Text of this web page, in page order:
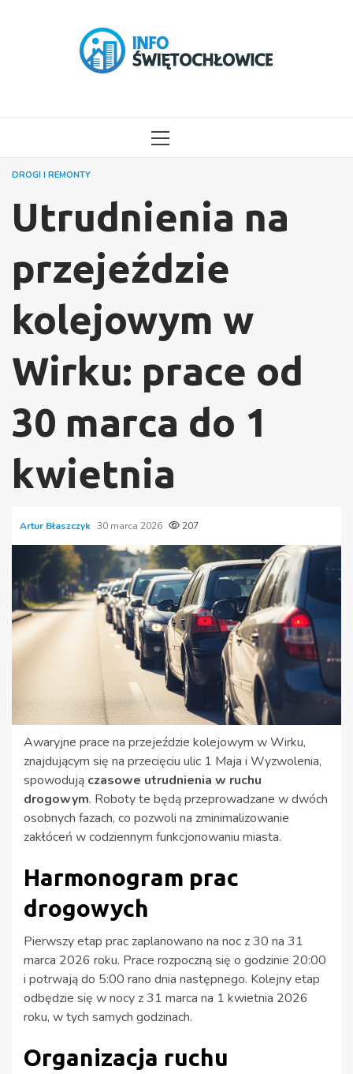
MENU
DROGI I REMONTY
Utrudnienia na
przejeździe
kolejowym w
Wirku: prace od
30 marca do 1
kwietnia
Artur Błaszczyk 30 marca 2026 207
Awaryjne prace na przejeździe kolejowym w Wirku,
znajdującym się na przecięciu ulic 1 Maja i Wyzwolenia,
spowodują czasowe utrudnienia w ruchu
drogowym. Roboty te będą przeprowadzane w dwóch
osobnych fazach, co pozwoli na zminimalizowanie
zakłóceń w codziennym funkcjonowaniu miasta.
Harmonogram prac
drogowych
Pierwszy etap prac zaplanowano na noc z 30 na 31
marca 2026 roku. Prace rozpoczną się o godzinie 20:00
i potrwają do 5:00 rano dnia następnego. Kolejny etap
odbędzie się w nocy z 31 marca na 1 kwietnia 2026
roku, w tych samych godzinach.
Organizacja ruchu